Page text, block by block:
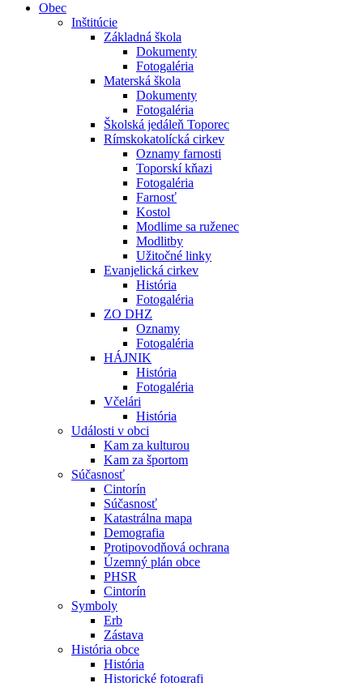
Obec
Inštitúcie
Základná škola
Dokumenty
Fotogaléria
Materská škola
Dokumenty
Fotogaléria
Školská jedáleň Toporec
Rímskokatolícká cirkev
Oznamy farnosti
Toporskí kňazi
Fotogaléria
Farnosť
Kostol
Modlime sa ruženec
Modlitby
Užitočné linky
Evanjelická cirkev
História
Fotogaléria
ZO DHZ
Oznamy
Fotogaléria
HÁJNIK
História
Fotogaléria
Včelári
História
Události v obci
Kam za kulturou
Kam za športom
Súčasnosť
Cintorín
Súčasnosť
Katastrálna mapa
Demografia
Protipovodňová ochrana
Územný plán obce
PHSR
Cintorín
Symboly
Erb
Zástava
História obce
História
Historické fotografi